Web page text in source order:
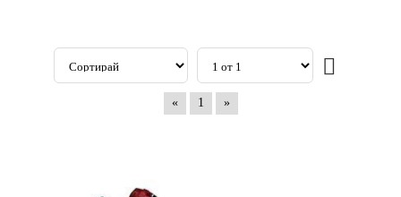
« 1 »